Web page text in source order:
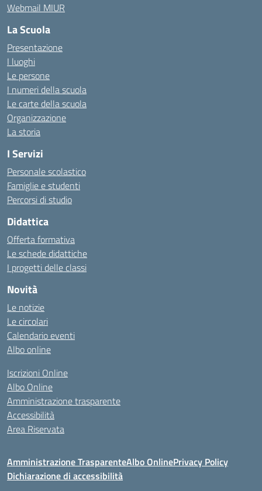
Webmail MIUR
La Scuola
Presentazione
I luoghi
Le persone
I numeri della scuola
Le carte della scuola
Organizzazione
La storia
I Servizi
Personale scolastico
Famiglie e studenti
Percorsi di studio
Didattica
Offerta formativa
Le schede didattiche
I progetti delle classi
Novità
Le notizie
Le circolari
Calendario eventi
Albo online
Iscrizioni Online
Albo Online
Amministrazione trasparente
Accessibilità
Area Riservata
Amministrazione TrasparenteAlbo OnlinePrivacy Policy
Dichiarazione di accessibilità